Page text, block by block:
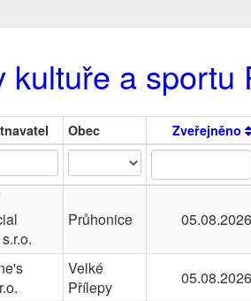
a sportu
Obec Zveřejněno
Průhonice 05.08.2026
Velké
Přílepy
05.08.2026